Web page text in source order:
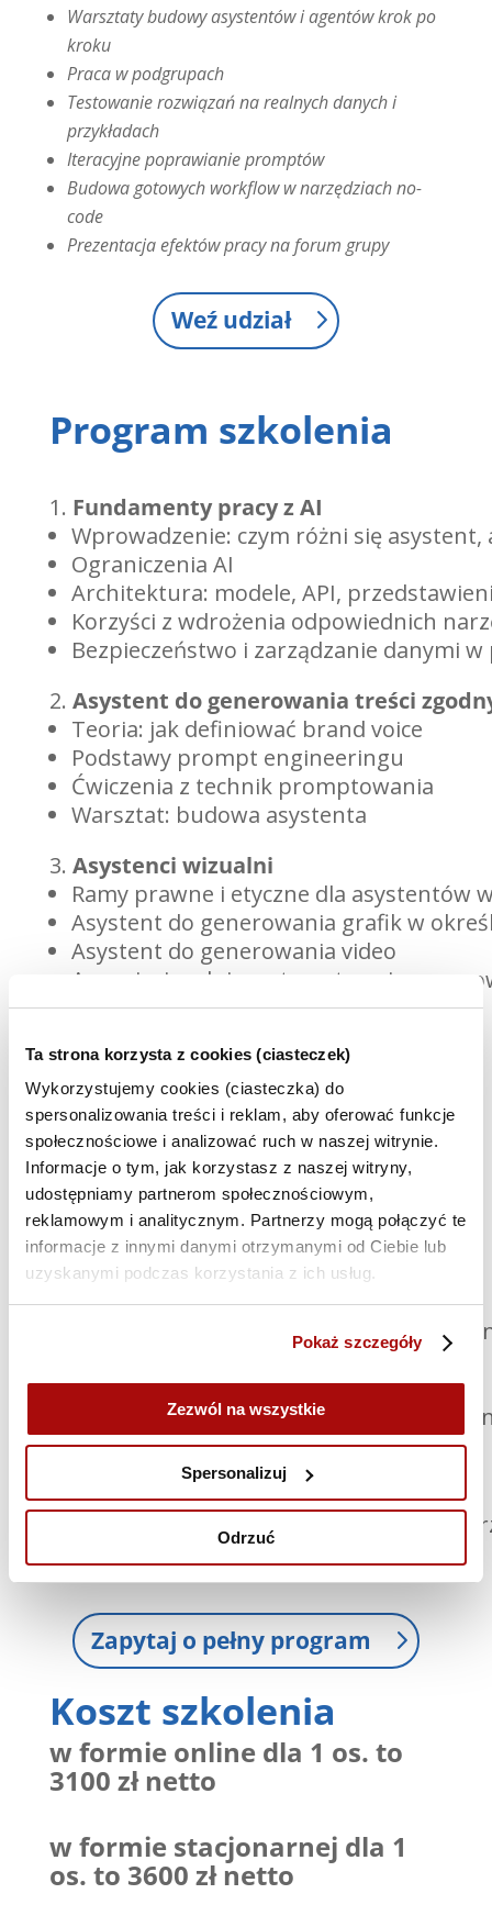
Ta strona korzysta z cookies (ciasteczek)
Wykorzystujemy cookies (ciasteczka) do
spersonalizowania treści i reklam, aby oferować funkcje
społecznościowe i analizować ruch w naszej witrynie.
Informacje o tym, jak korzystasz z naszej witryny,
udostępniamy partnerom społecznościowym,
reklamowym i analitycznym. Partnerzy mogą połączyć te
informacje z innymi danymi otrzymanymi od Ciebie lub
uzyskanymi podczas korzystania z ich usług.
Pokaż szczegóły
Zezwól na wszystkie
Spersonalizuj
Odrzuć
Warsztaty budowy asystentów i agentów krok po
kroku
Praca w podgrupach
Testowanie rozwiązań na realnych danych i
przykładach
Iteracyjne poprawianie promptów
Budowa gotowych workflow w narzędziach no-
code
Prezentacja efektów pracy na forum grupy
Weź udział
Program szkolenia
Fundamenty pracy z AI
Wprowadzenie: czym różni się
Ograniczenia AI
Architektura: modele, API,
Korzyści z wdrożenia odpowiednich
Bezpieczeństwo i zarządzanie danymi
Asystent do generowania treści
Teoria: jak definiować brand voice
Podstawy prompt engineeringu
Ćwiczenia z technik promptowania
Warsztat: budowa asystenta
Asystenci wizualni
Ramy prawne i etyczne dla asystentów
Asystent do generowania grafik w
Asystent do generowania video
Agenci wizualni – automatyzacja
Asystent do analizy danych
Asystent do analizy sentymentu
Agenci konwersacyjni
Chatbot helpdesk
Agent autoresponder
Voicebot – wirtualny recepcjonista
Automatyzacje procesów
Automatyzacja obsługi zgłoszeń
Automatyczne generowanie treści
Automatyzacja tworzenia grafik i video
Agent organizujący pracę i materiały
Integracja automatyzacji i agentów z
Skuteczność i odpowiedzialność
Mierzenie efektów wdrożenia AI
Odpowiedzialność etyczna w pracy z
Zapytaj o pełny program
Koszt szkolenia
w formie online dla 1 os. to
3100 zł netto
w formie stacjonarnej dla 1
os. to 3600 zł netto